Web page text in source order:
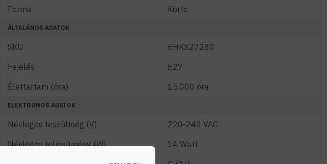
Forma Körte
ÁLTALÁNOS ADATOK
SKU
EHKX27280
Fejelés
E27
Élettartam (óra)
15.000 óra
ELEKTROMOS ADATOK
Névleges feszültség (V)
220-240 VAC
Névleges teljesítmény (W)
14 Watt